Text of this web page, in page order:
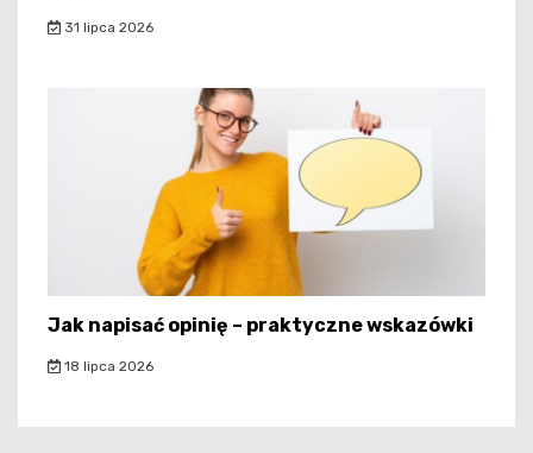
31 lipca 2026
Jak napisać opinię – praktyczne wskazówki
18 lipca 2026